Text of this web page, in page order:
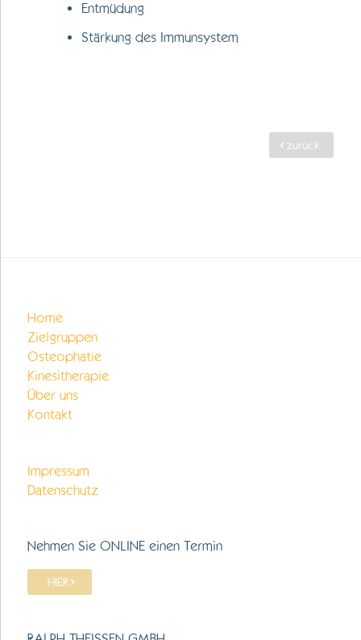
Entmüdung
Stärkung des Immunsystem
zurück
Home
Zielgruppen
Osteophatie
Kinesitherapie
Über uns
Kontakt
Impressum
Datenschutz
Nehmen Sie ONLINE einen Termin
HIER